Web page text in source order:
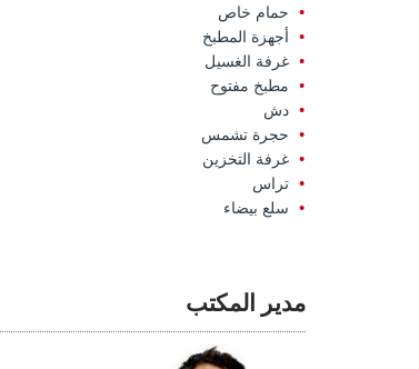
حمام خاص
أجهزة المطبخ
غرفة الغسيل
مطبخ مفتوح
دش
حجرة تشمس
غرفة التخزين
تراس
سلع بيضاء
مدير المكتب